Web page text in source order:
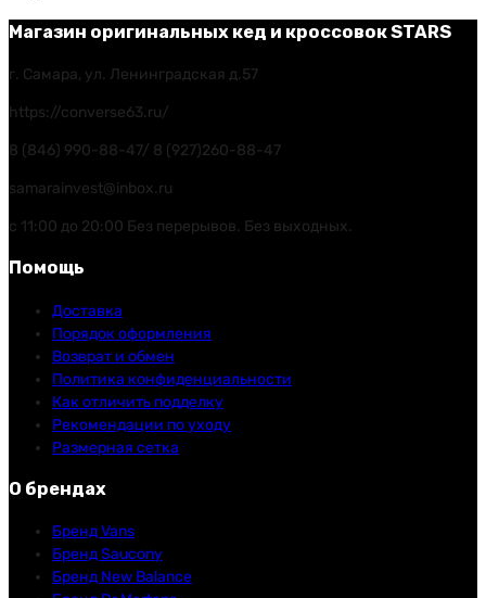
Магазин оригинальных кед и кроссовок STARS
г. Самара, ул. Ленинградская д.57
https://converse63.ru/
8 (846) 990-88-47/ 8 (927)260-88-47
samarainvest@inbox.ru
с 11:00 до 20:00 Без перерывов. Без выходных.
Помощь
Доставка
Порядок оформления
Возврат и обмен
Политика конфиденциальности
Как отличить подделку
Рекомендации по уходу
Размерная сетка
О брендах
Бренд Vans
Бренд Saucony
Бренд New Balance